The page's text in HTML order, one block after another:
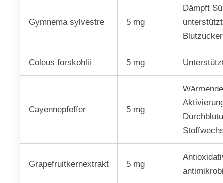
Gymnema sylvestre 5 mg
Dämpft
unterstützt
Coleus forskohlii 5 mg
Cayennepfeffer 5 mg
Grapefruitkernextrakt 5 mg